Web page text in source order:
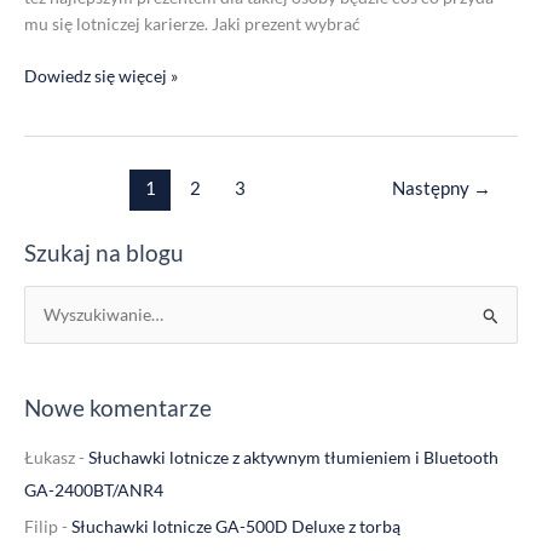
mu się lotniczej karierze. Jaki prezent wybrać
Dowiedz się więcej »
1 2 3 Następny →
Szukaj na blogu
k
a
j
Nowe komentarze
Łukasz- Słuchawki lotnicze z aktywnym tłumieniem i Bluetooth
GA-2400BT/ANR4
Filip- Słuchawki lotnicze GA-500D Deluxe z torbą